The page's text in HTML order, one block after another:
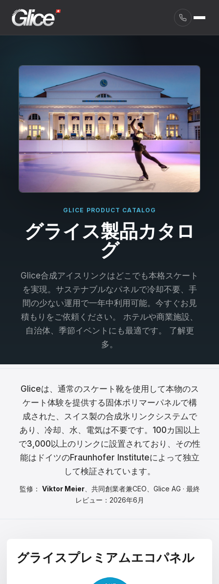
English
Français
Italiano
Español
Português
Suomi
Polski
Čeština
Hrvatski
한국어
GLICE PRODUCT CATALOG
グライス製品カタロ
グ
Glice合成アイスリンクはどこでも本格スケート
を実現。サステナブルなパネルで冷却不要、手
間の少ない運用で一年中利用可能。今すぐお見
積もりをご依頼ください。 ホテルや商業施設、
自治体、季節イベントにも最適です。 了解更
多。
Gliceは、通常のスケート靴を使用して本物のス
ケート体験を提供する固体ポリマーパネルで構
成された、スイス製の合成氷リンクシステムで
あり、冷却、水、電気は不要です。100カ国以上
で3,000以上のリンクに設置されており、その性
能はドイツのFraunhofer Instituteによって独立
して検証されています。
監修： Viktor Meier、共同創業者兼CEO、Glice AG · 最終
レビュー：2026年6月
グライスプレミアムエコパネル